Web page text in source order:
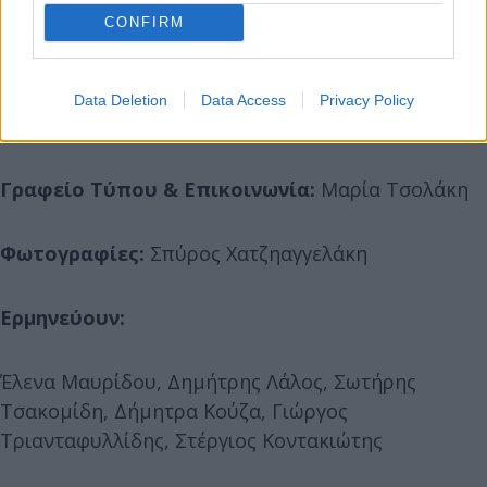
CONFIRM
Data Deletion Data Access Privacy Policy
Βοηθός σκηνοθέτιδος: Ιωάννα Πιταούλη
Γραφείο Τύπου & Επικοινωνία: Μαρία Τσολάκη
Φωτογραφίες: Σπύρος Χατζηαγγελάκη
Ερμηνεύουν:
Έλενα Μαυρίδου, Δημήτρης Λάλος, Σωτήρης
Τσακομίδη, Δήμητρα Κούζα, Γιώργος
Τριανταφυλλίδης, Στέργιος Κοντακιώτης